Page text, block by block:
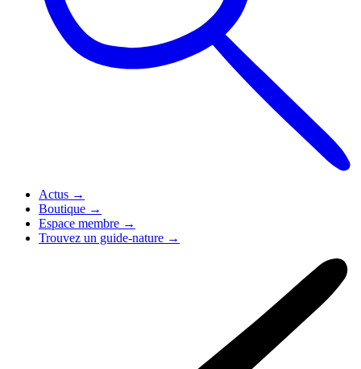
Actus →
Boutique →
Espace membre →
Trouvez un guide-nature →